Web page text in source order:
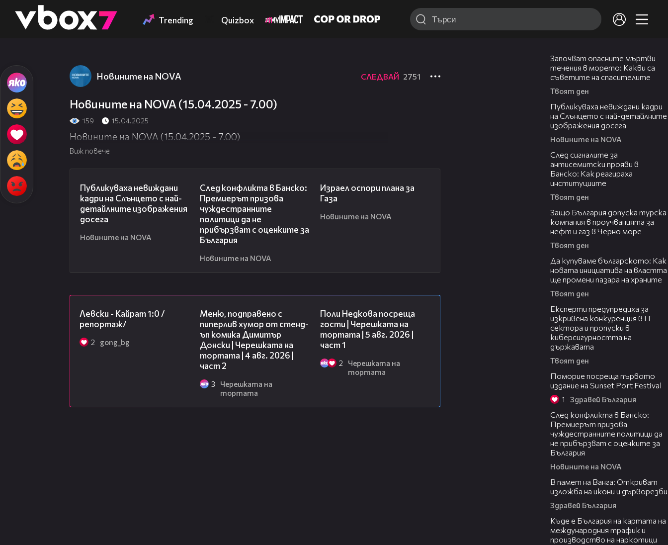
👾 Trending Quizbox
Новините на NOVA СЛЕДВАЙ 2751
Новините на NOVA (15.04.2025 - 7.00)
159 15.04.2025
Новините на NOVA (15.04.2025 - 7.00)
Виж повече
Публикуваха невиждани
кадри на Слънцето с най-
детайлните изображения
досега
Новините на NOVA
След конфликта в Банско:
Премиерът призова
чуждестранните
политици да не
прибързват с оценките за
България
Новините на NOVA
Израел оспори плана за
Газа
Новините на NOVA
Левски - Кайрат 1:0 /
репортаж/
2 gong_bg
Меню, подправено с
пиперлив хумор от стенд-
ъп комика Димитър
Донски | Черешката на
тортата | 4 авг. 2026 |
част 2
3
Черешката на
тортата
Поли Недкова посреща
гости | Черешката на
тортата | 5 авг. 2026 |
част 1
2
Черешката на
тортата
Започват опасните мъртви
течения в морето: Какви са
съветите на спасителите
Твоят ден
Публикуваха невиждани кадри
на Слънцето с най-детайлните
изображения досега
Новините на NOVA
След сигналите за
антисемитски прояви в
Банско: Как реагираха
институциите
Твоят ден
Защо България допуска турска
компания в проучванията за
нефт и газ в Черно море
Твоят ден
Да купуваме българското: Как
новата инициатива на властта
ще промени пазара на храните
Твоят ден
Експерти предупредиха за
изкривена конкуренция в IT
сектора и пропуски в
киберсигурността на
държавата
Твоят ден
Поморие посреща първото
издание на Sunset Port Festival
1 Здравей България
След конфликта в Банско:
Премиерът призова
чуждестранните политици да
не прибързват с оценките за
България
Новините на NOVA
В памет на Ванга: Откриват
изложба на икони и дърворезби
Здравей България
Къде е България на картата на
международния трафик и
производство на наркотици